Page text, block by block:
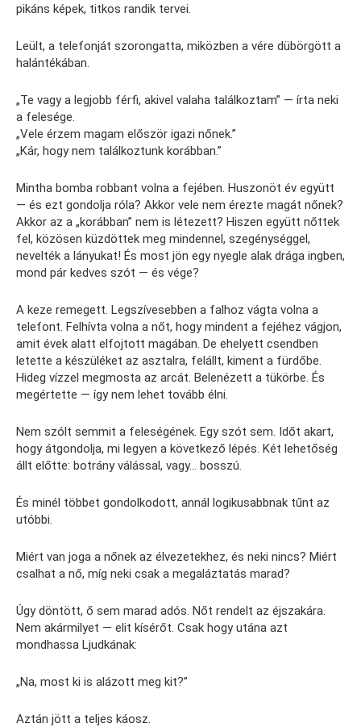
pikáns képek, titkos randik tervei.
Leült, a telefonját szorongatta, miközben a vére dübörgött a
halántékában.
„Te vagy a legjobb férfi, akivel valaha találkoztam” — írta neki
a felesége.
„Vele érzem magam először igazi nőnek.”
„Kár, hogy nem találkoztunk korábban.”
Mintha bomba robbant volna a fejében. Huszonöt év együtt
— és ezt gondolja róla? Akkor vele nem érezte magát nőnek?
Akkor az a „korábban” nem is létezett? Hiszen együtt nőttek
fel, közösen küzdöttek meg mindennel, szegénységgel,
nevelték a lányukat! És most jön egy nyegle alak drága ingben,
mond pár kedves szót — és vége?
A keze remegett. Legszívesebben a falhoz vágta volna a
telefont. Felhívta volna a nőt, hogy mindent a fejéhez vágjon,
amit évek alatt elfojtott magában. De ehelyett csendben
letette a készüléket az asztalra, felállt, kiment a fürdőbe.
Hideg vízzel megmosta az arcát. Belenézett a tükörbe. És
megértette — így nem lehet tovább élni.
Nem szólt semmit a feleségének. Egy szót sem. Időt akart,
hogy átgondolja, mi legyen a következő lépés. Két lehetőség
állt előtte: botrány válással, vagy… bosszú.
És minél többet gondolkodott, annál logikusabbnak tűnt az
utóbbi.
Miért van joga a nőnek az élvezetekhez, és neki nincs? Miért
csalhat a nő, míg neki csak a megaláztatás marad?
Úgy döntött, ő sem marad adós. Nőt rendelt az éjszakára.
Nem akármilyet — elit kísérőt. Csak hogy utána azt
mondhassa Ljudkának:
„Na, most ki is alázott meg kit?”
Aztán jött a teljes káosz.